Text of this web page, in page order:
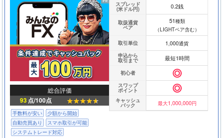
総合評価
93 点/100点
手数料が安い
少額から開始
自動売買あり
スマホ取引が可能
システムトレード対応
スプレッド
(米ドル円) 0.2銭
取扱通貨
ペア
51種類
（LIGHTペア含む）
取引単位
1,000通貨
申込から
取引まで 最短1時間
初心者
スワップ
ポイント
キャッシュ
バック 最大1,000,000円